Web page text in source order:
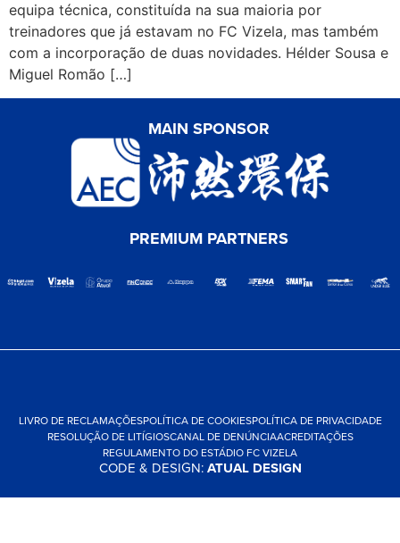
equipa técnica, constituída na sua maioria por
treinadores que já estavam no FC Vizela, mas também
com a incorporação de duas novidades. Hélder Sousa e
Miguel Romão […]
MAIN SPONSOR
PREMIUM PARTNERS
LIVRO DE RECLAMAÇÕESPOLÍTICA DE COOKIESPOLÍTICA DE PRIVACIDADE
RESOLUÇÃO DE LITÍGIOSCANAL DE DENÚNCIAACREDITAÇÕES
REGULAMENTO DO ESTÁDIO FC VIZELA
CODE & DESIGN:ATUAL DESIGN